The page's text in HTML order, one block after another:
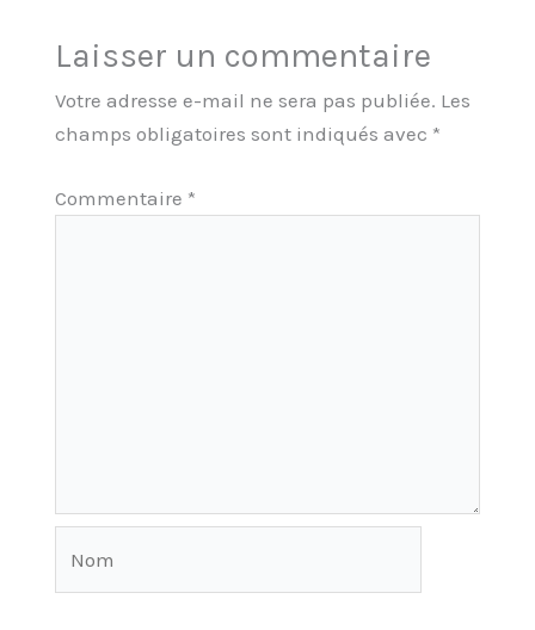
Laisser un commentaire
Votre adresse e-mail ne sera pas publiée. Les
champs obligatoires sont indiqués avec *
Commentaire *